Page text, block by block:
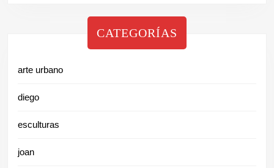
CATEGORÍAS
arte urbano
diego
esculturas
joan